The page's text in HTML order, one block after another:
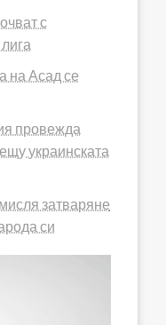
с
на Асад се
провежда
украинската
затваряне
си